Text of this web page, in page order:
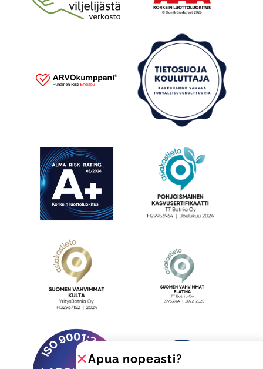
Apua nopeasti?